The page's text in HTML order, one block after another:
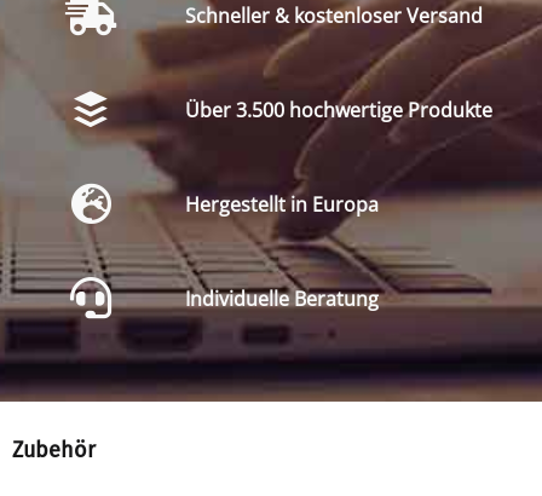
Schneller & kostenloser Versand
Über 3.500 hochwertige Produkte
Hergestellt in Europa
Individuelle Beratung
Zubehör